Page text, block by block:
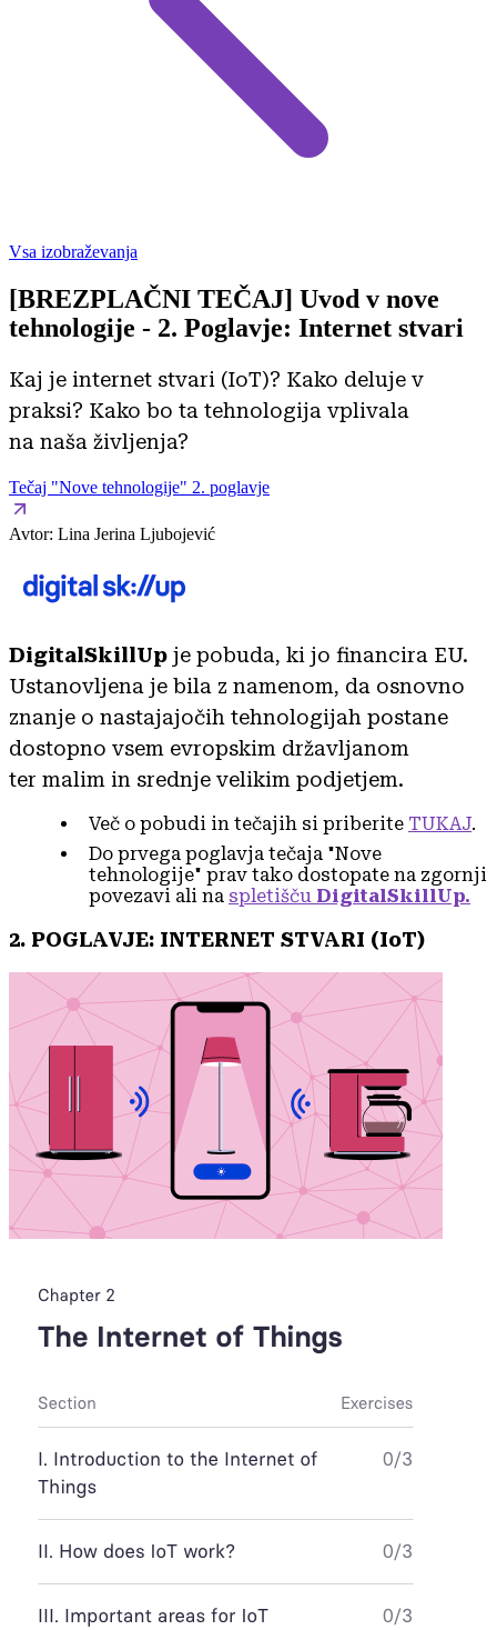
Vsa izobraževanja
[BREZPLAČNI TEČAJ] Uvod v nove
tehnologije - 2. Poglavje: Internet stvari
Kaj je internet stvari (IoT)? Kako deluje v
praksi? Kako bo ta tehnologija vplivala
na naša življenja?
Tečaj "Nove tehnologije" 2. poglavje
Avtor: Lina Jerina Ljubojević
DigitalSkillUp je pobuda, ki jo financira EU.
Ustanovljena je bila z namenom, da osnovno
znanje o nastajajočih tehnologijah postane
dostopno vsem evropskim državljanom
ter malim in srednje velikim podjetjem.
Več o pobudi in tečajih si priberite TUKAJ.
Do prvega poglavja tečaja "Nove
tehnologije" prav tako dostopate na zgornji
povezavi ali na spletišču DigitalSkillUp.
2. POGLAVJE: INTERNET STVARI (IoT)